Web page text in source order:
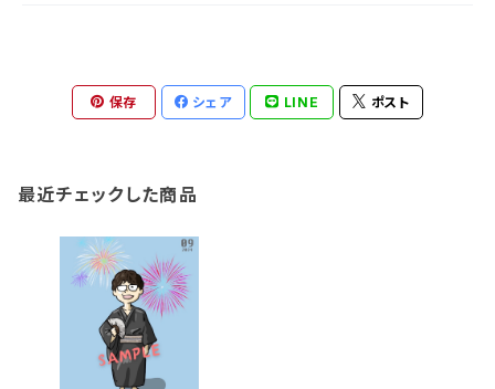
保存 シェア LINE ポスト
最近チェックした商品